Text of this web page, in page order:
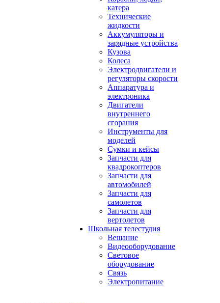
катера
Технические
жидкости
Аккумуляторы и
зарядные устройства
Кузова
Колеса
Электродвигатели и
регуляторы скорости
Аппаратура и
электроника
Двигатели
внутреннего
сгорания
Инструменты для
моделей
Сумки и кейсы
Запчасти для
квадрокоптеров
Запчасти для
автомобилей
Запчасти для
самолетов
Запчасти для
вертолетов
Школьная телестудия
Вещание
Видеооборудование
Световое
оборудование
Связь
Электропитание